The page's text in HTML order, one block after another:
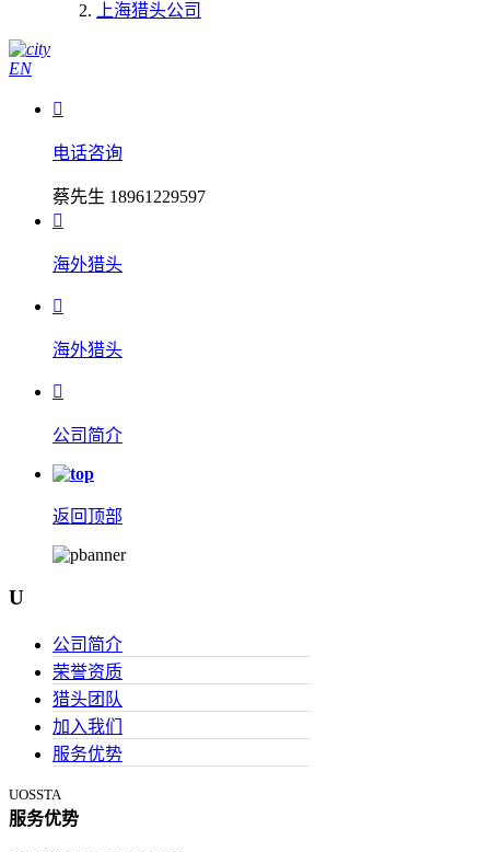
上海猎头公司
EN

电话咨询
蔡先生 18961229597

海外猎头

海外猎头

公司简介
返回顶部
U
公司简介
荣誉资质
猎头团队
加入我们
服务优势
UOSSTA
服务优势